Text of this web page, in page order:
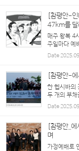
[참평안-
47km를 달
매주 왕복 4
주일마다 예
족이 있다.
식구들은
Date
[참평안-
한 헵시바의
두 개의 부
에 있을 대선
다. 지도 어
Date
[참평안_
며
가정예배로